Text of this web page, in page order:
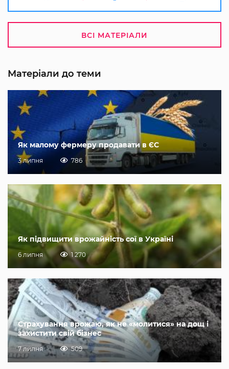
ВСІ МАТЕРІАЛИ
Матеріали до теми
Як малому фермеру продавати в ЄС
3 липня 786
Як підвищити врожайність сої в Україні
6 липня 1 270
Страхування врожаю, як не «молитися» на дощ і
захистити свій бізнес
7 липня 509